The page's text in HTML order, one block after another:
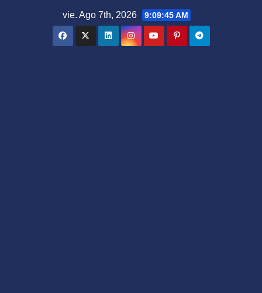
vie. Ago 7th, 2026 9:09:46 AM